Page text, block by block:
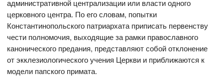
административной централизации или власти одного
церковного центра. По его словам, попытки
Константинопольского патриархата приписать первенству
чести полномочия, выходящие за рамки православного
канонического предания, представляют собой отклонение
от экклезиологического учения Церкви и приближаются к
модели папского примата.